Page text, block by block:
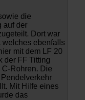
die
auf der
Dort war
welches ebenfalls
mit dem LF 20
der FF Titting
Rohren. Die
Mit Hilfe eines
das